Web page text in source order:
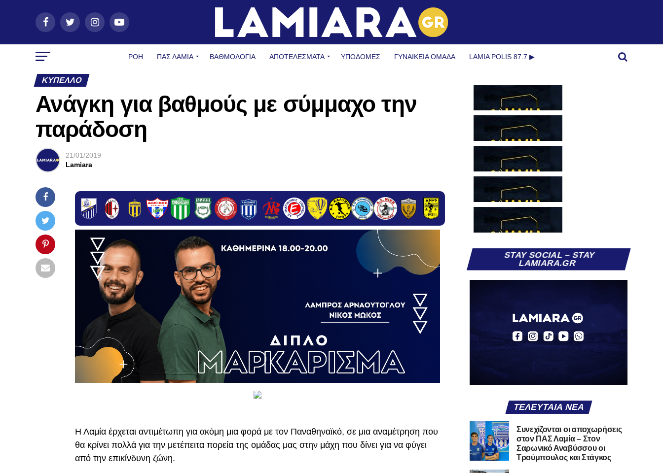
ΡΟΗ ΠΑΣ ΛΑΜΊΑ ΒΑΘΜΟΛΟΓΙΑ ΑΠΟΤΕΛΕΣΜΑΤΑ ΥΠΟΔΟΜΈΣ ΓΥΝΑΙΚΕΊΑ ΟΜΆΔΑ LAMIA POLIS 87.7 ▶︎
ΚΎΠΕΛΛΟ
Ανάγκη για βαθμούς με σύμμαχο την
παράδοση
21/01/2019
Lamiara
Η Λαμία έρχεται αντιμέτωπη για ακόμη μια φορά με τον Παναθηναϊκό, σε μια αναμέτρηση που
θα κρίνει πολλά για την μετέπειτα πορεία της ομάδας μας στην μάχη που δίνει για να φύγει
από την επικίνδυνη ζώνη.
STAY SOCIAL – STAY
LAMIARA.GR
ΤΕΛΕΥΤΑΊΑ ΝΈΑ
Συνεχίζονται οι αποχωρήσεις
στον ΠΑΣ Λαμία – Στον
Σαρωνικό Αναβύσσου οι
Τρούμπουλος και Στάγκος